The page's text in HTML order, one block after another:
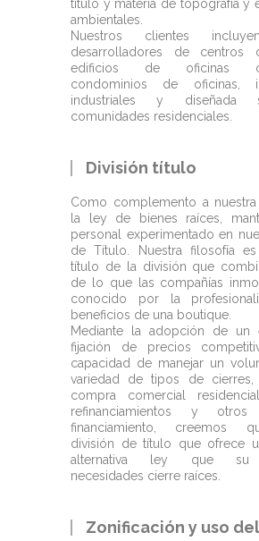
título y materia de topografía y
ambientales.
Nuestros clientes
desarrolladores de centros
edificios de oficinas
condominios de oficinas,
industriales y diseñada
comunidades residenciales.
División título
Como complemento a
la ley de bienes raíces,
personal experimentado en
de Título. Nuestra filosofía
título de la división que
de lo que las compañías
conocido por la
beneficios de una boutique.
Mediante la adopción de un
fijación de precios
capacidad de manejar un
variedad de tipos de cierres,
compra comercial
refinanciamientos y
financiamiento, creemos
división de título que ofrece
alternativa ley que su
necesidades cierre raíces.
Zonificación y uso